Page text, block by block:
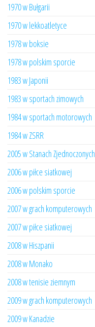
1970 w Bułgarii
1970 w lekkoatletyce
1978 w boksie
1978 w polskim sporcie
1983 w Japonii
1983 w sportach zimowych
1984 w sportach motorowych
1984 w ZSRR
2005 w Stanach Zjednoczonych
2006 w piłce siatkowej
2006 w polskim sporcie
2007 w grach komputerowych
2007 w piłce siatkowej
2008 w Hiszpanii
2008 w Monako
2008 w tenisie ziemnym
2009 w grach komputerowych
2009 w Kanadzie